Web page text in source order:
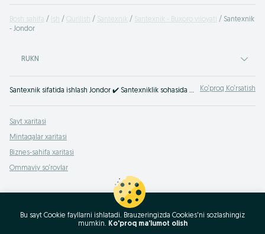
Bosh sahifa Ish Qurilish Santexnik Santexnik - Buxoro viloyati
Santexnik
- Jondor
RUKN
Santexnik sifatida ishlash Jondor ✔️️️ Santexniklik sohasida bo'sh ish o'rinlarining keng tanlovi ✔️️ uchlik sutka ✔️️️ chilangar-santexnik ✔️️️ navbatchi santexnik ⮞⮞ OLX.uz Ko‘proq Ko‘rsatish
Sayt xaritasi
Mintaqalar xaritasi
Biznes-sahifa xaritasi
Ommaviy so‘rovlar
Bu sayt Cookie fayllarni ishlatadi. Brauzeringizda Cookies'ni sozlashingiz
mumkin. Ko'proq ma'lumot olish